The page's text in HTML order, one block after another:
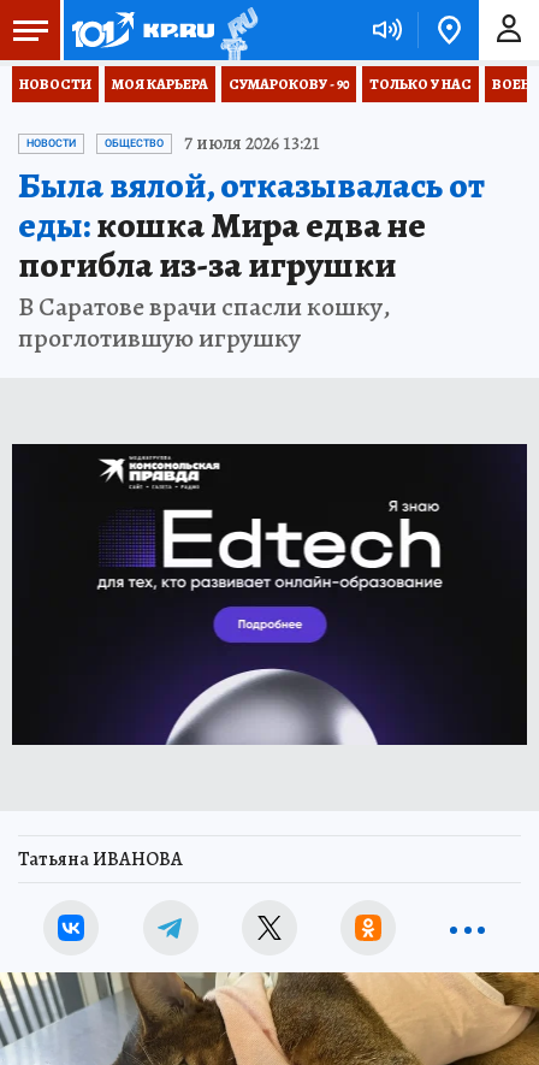
НОВОСТИ МОЯ КАРЬЕРА СУМАРОКОВУ - 90 ТОЛЬКО У НАС
НОВОСТИ ОБЩЕСТВО 7 июля 2026 13:21
Была вялой, отказывалась от
еды:кошка Мира едва не
погибла из-за игрушки
В Саратове врачи спасли кошку,
проглотившую игрушку
Татьяна ИВАНОВА